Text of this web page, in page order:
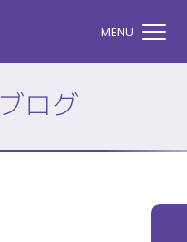
株式会社ミツイバウマテリア
MENU
ログ